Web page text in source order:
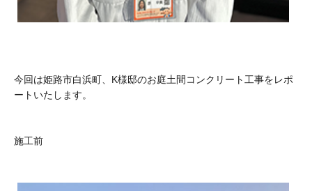
今回は姫路市白浜町、K様邸のお庭土間コンクリート工事をレポ
ートいたします。
施工前